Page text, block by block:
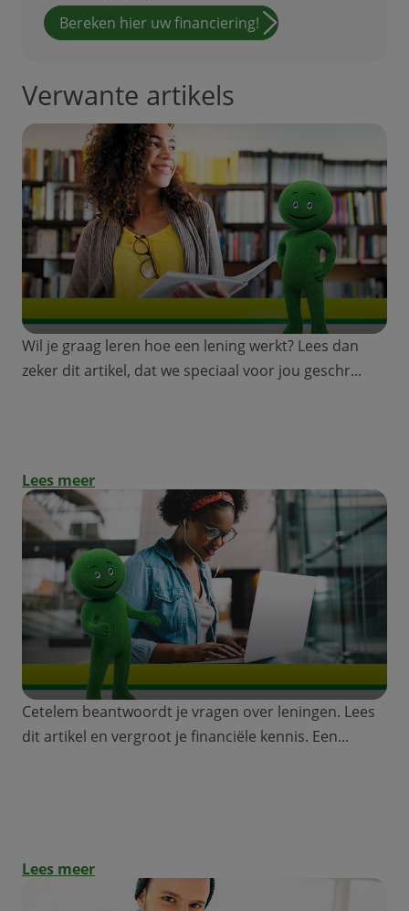
Bereken hier uw financiering!
Verwante artikels
Wil je graag leren hoe een lening werkt? Lees dan
zeker dit artikel, dat we speciaal voor jou geschr...
Lees meer
Cetelem beantwoordt je vragen over leningen. Lees
dit artikel en vergroot je financiële kennis. Een...
Lees meer